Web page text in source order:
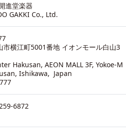
進堂楽器
GAKKI Co., Ltd.
市横江町5001番地 イオンモール白山3
Hakusan, AEON MALL 3F, Yokoe-M
Ishikawa, Japan
6872